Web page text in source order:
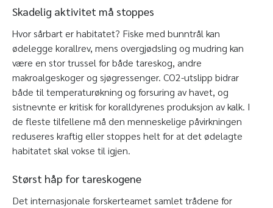
Skadelig aktivitet må stoppes
Hvor sårbart er habitatet? Fiske med bunntrål kan
ødelegge korallrev, mens overgjødsling og mudring kan
være en stor trussel for både tareskog, andre
makroalgeskoger og sjøgressenger. CO2-utslipp bidrar
både til temperaturøkning og forsuring av havet, og
sistnevnte er kritisk for koralldyrenes produksjon av kalk. I
de fleste tilfellene må den menneskelige påvirkningen
reduseres kraftig eller stoppes helt for at det ødelagte
habitatet skal vokse til igjen.
Størst håp for tareskogene
Det internasjonale forskerteamet samlet trådene for